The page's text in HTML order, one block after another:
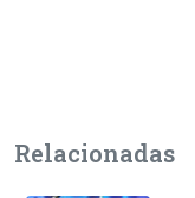
Relacionadas